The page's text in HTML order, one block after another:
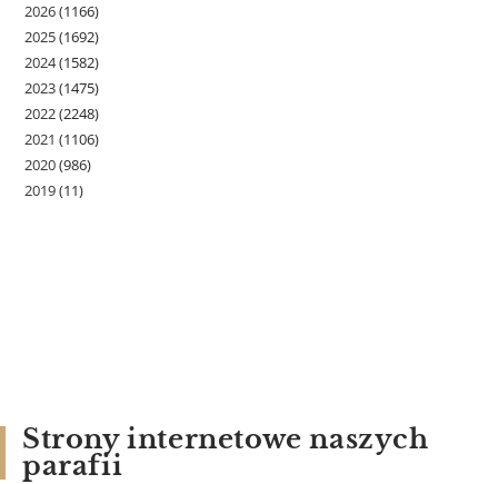
2026(1166)
2025(1692)
2024(1582)
2023(1475)
2022(2248)
2021 (1106)
2020(986)
2019(11)
Strony internetowe naszych
parafii